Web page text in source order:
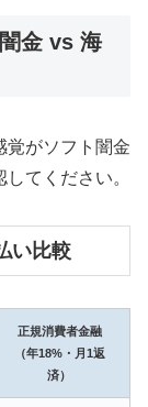
金 vs 海
覚がソフト闇金
てください。
い比較
正規消費者金融
（年18%・月1返
済）